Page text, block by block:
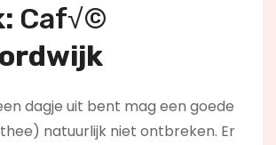
Caf√©
dagje uit bent mag een goede
natuurlijk niet ontbreken. Er